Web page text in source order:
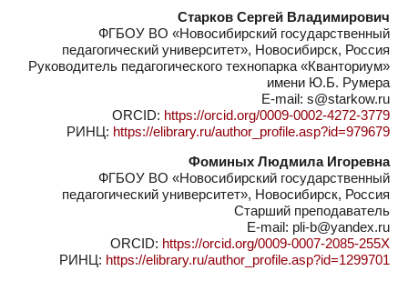
Старков Сергей Владимирович
ФГБОУ ВО «Новосибирский государственный
педагогический университет», Новосибирск, Россия
Руководитель педагогического технопарка «Кванториум»
имени Ю.Б. Румера
E-mail: s@starkow.ru
ORCID: https://orcid.org/0009-0002-4272-3779
РИНЦ: https://elibrary.ru/author_profile.asp?id=979679
Фоминых Людмила Игоревна
ФГБОУ ВО «Новосибирский государственный
педагогический университет», Новосибирск, Россия
Старший преподаватель
E-mail: pli-b@yandex.ru
ORCID: https://orcid.org/0009-0007-2085-255X
РИНЦ: https://elibrary.ru/author_profile.asp?id=1299701